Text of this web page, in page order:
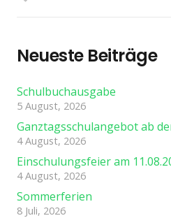
Neueste Beiträge
Schulbuchausgabe
5 August, 2026
Ganztagsschulangebot ab
4 August, 2026
Einschulungsfeier am
4 August, 2026
Sommerferien
8 Juli, 2026